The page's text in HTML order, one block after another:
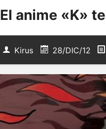
El anime «K»
Kirus 28/DIC/12